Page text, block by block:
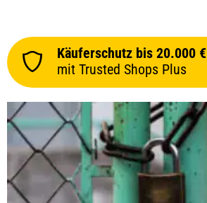
Käuferschutz bis 20.000 €
mit Trusted Shops Plus